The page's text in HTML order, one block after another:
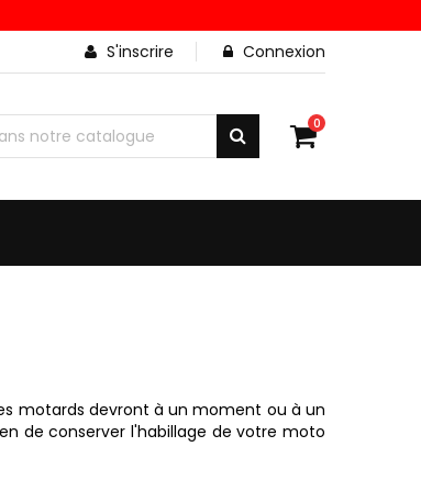
S'inscrire
Connexion
0
motards devront à un moment ou à un
de conserver l'habillage de votre moto